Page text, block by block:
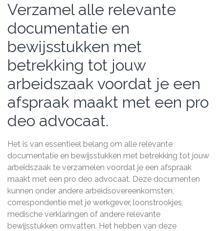
Verzamel alle relevante
documentatie en
bewijsstukken met
betrekking tot jouw
arbeidszaak voordat je een
afspraak maakt met een pro
deo advocaat.
Het is van essentieel belang om alle relevante
documentatie en bewijsstukken met betrekking tot jouw
arbeidszaak te verzamelen voordat je een afspraak
maakt met een pro deo advocaat. Deze documenten
kunnen onder andere arbeidsovereenkomsten,
correspondentie met je werkgever, loonstrookjes,
medische verklaringen of andere relevante
bewijsstukken omvatten. Het hebben van deze